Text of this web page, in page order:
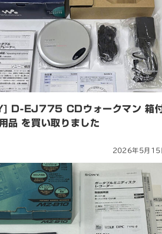
D-EJ775 CDウォークマン 箱
品 を買い取りました
2026年5月15